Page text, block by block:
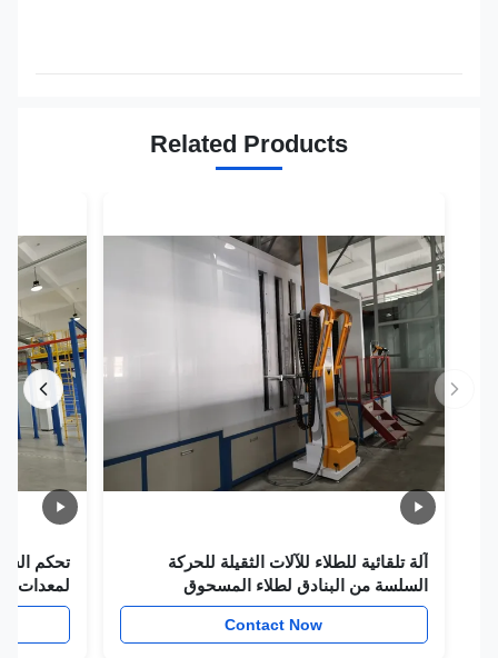
Related Products
آلة تلقائية للطلاء للآلات الثقيلة للحركة
السلسة من البنادق لطلاء المسحوق
Contact Now
تحكم
لمعدات